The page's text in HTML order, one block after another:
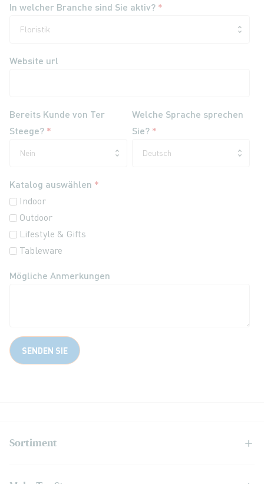
In welcher Branche sind Sie aktiv? *
Website url
Bereits Kunde von Ter
Steege? *
Welche Sprache sprechen
Sie? *
Katalog auswählen *
Indoor
Outdoor
Lifestyle & Gifts
Tableware
Mögliche Anmerkungen
SENDEN SIE
Sortiment